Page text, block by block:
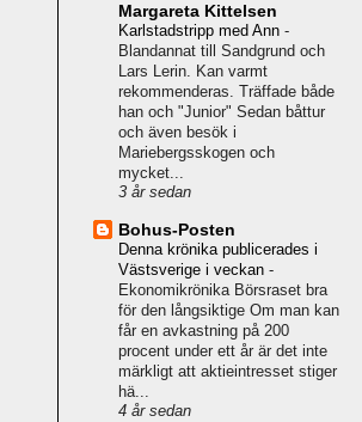
Margareta Kittelsen
Karlstadstripp med Ann -
Blandannat till Sandgrund och
Lars Lerin. Kan varmt
rekommenderas. Träffade både
han och "Junior" Sedan båttur
och även besök i
Mariebergsskogen och
mycket...
3 år sedan
Bohus-Posten
Denna krönika publicerades i
Västsverige i veckan -
Ekonomikrönika Börsraset bra
för den långsiktige Om man kan
får en avkastning på 200
procent under ett år är det inte
märkligt att aktieintresset stiger
hä...
4 år sedan